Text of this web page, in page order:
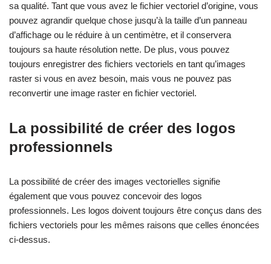
sa qualité. Tant que vous avez le fichier vectoriel d’origine, vous
pouvez agrandir quelque chose jusqu’à la taille d’un panneau
d’affichage ou le réduire à un centimètre, et il conservera
toujours sa haute résolution nette. De plus, vous pouvez
toujours enregistrer des fichiers vectoriels en tant qu’images
raster si vous en avez besoin, mais vous ne pouvez pas
reconvertir une image raster en fichier vectoriel.
La possibilité de créer des logos
professionnels
La possibilité de créer des images vectorielles signifie
également que vous pouvez concevoir des logos
professionnels. Les logos doivent toujours être conçus dans des
fichiers vectoriels pour les mêmes raisons que celles énoncées
ci-dessus.